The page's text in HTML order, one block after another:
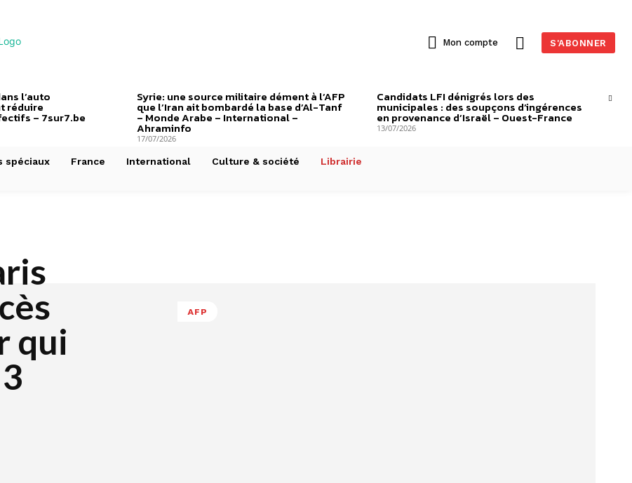
Mon compte S'ABONNER
l’auto
réduire
– 7sur7.be
Syrie: une source militaire dément à l’AFP
que l’Iran ait bombardé la base d’Al-Tanf
– Monde Arabe – International –
Ahraminfo
17/07/2026
Candidats LFI dénigrés lors des
municipales : des soupçons d’ingérences
en provenance d’Israël – Ouest-France
13/07/2026
spéciaux France International Culture & société Librairie
qui
AFP